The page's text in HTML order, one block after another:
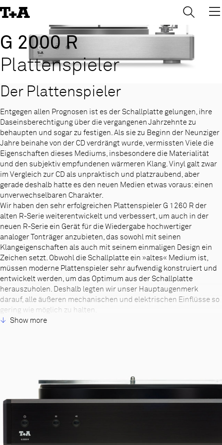
to
G 2000 R
Plattenspieler
Der Plattenspieler
Entgegen allen Prognosen ist es der Schallplatte gelungen, ihre
Daseinsberechtigung über die vergangenen Jahrzehnte zu
behaupten und sogar zu festigen. Als sie zu Beginn der Neunziger
Jahre beinahe von der CD verdrängt wurde, vermissten Viele die
Eigenschaften dieses Mediums, insbesondere die Materialität
und den subjektiv empfundenen wärmeren Klang. Vinyl galt zwar
im Vergleich zur CD als unpraktisch und platzraubend, aber
gerade deshalb hatte es den neuen Medien etwas voraus: einen
unverwechselbaren Charakter.
Wir haben den sehr erfolgreichen Plattenspieler G 1260 R der
alten R-Serie weiterentwickelt und verbessert, um auch in der
neuen R-Serie ein Gerät für die Wiedergabe hochwertiger
analoger Tonträger anzubieten, das sowohl mit seinen
Klangeigenschaften als auch mit seinem einmaligen Design ein
Zeichen setzt. Obwohl die Schallplatte ein »altes« Medium ist,
müssen moderne Plattenspieler sehr aufwendig konstruiert und
entwickelt werden, um das Optimum aus der Schallplatte
herauszuholen. Deshalb legten wir unser Hauptaugenmerk
darauf, alle äußeren mechanischen und elektrischen Einflüsse so
gering wie möglich zu halten.
So gelang es uns, für den G 2000 R einen völlig ruhigen und
Plattenspieler wird in verschiedenen Ausstattungsvarianten
Phonovorverstärkermoduls PH E-G R MC direkt im Chassis. Als
Tonarm verwenden wir eine modifizierte Version der Firma
Clearaudio mit einem ebenfalls modifizierten MC-System. Der G
2000 R kann aber selbstverständlich auch ohne Arm oder
Show more
→ ×